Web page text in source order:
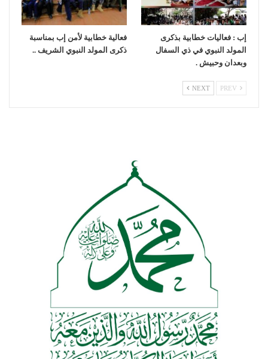
إب : فعاليات خطابية بذكرى
المولد النبوي في ذي السفال
وبعدان وحبيش .
فعالية خطابية لأمن إب بمناسبة
ذكرى المولد النبوي الشريف ..
NEXT